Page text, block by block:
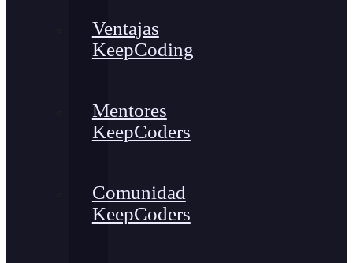
Ventajas
KeepCoding
Mentores
KeepCoders
Comunidad
KeepCoders